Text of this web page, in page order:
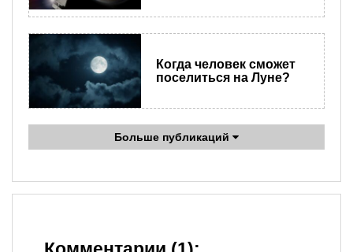
Когда человек сможет
поселиться на Луне?
Больше публикаций